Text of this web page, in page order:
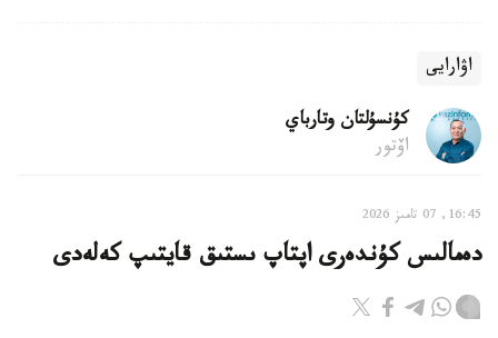
اۋارايى
كۇنسۇلتان وتارباي
اۆتور
16:45, 07 تامىز 2026
دەمالىس كۇندەرى اپتاپ ىستىق قايتىپ كەلەدى